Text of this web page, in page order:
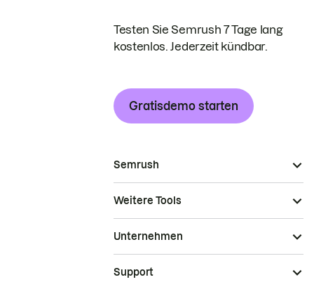
Testen Sie Semrush 7 Tage lang
kostenlos. Jederzeit kündbar.
Gratisdemo starten
Semrush
Weitere Tools
Unternehmen
Support